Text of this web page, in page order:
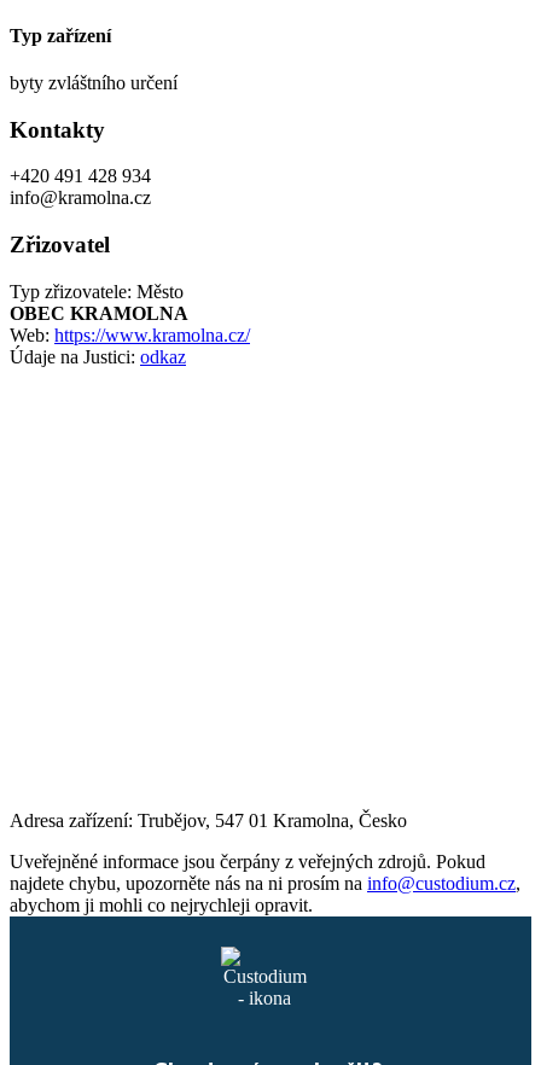
Typ zařízení
byty zvláštního určení
Kontakty
+420 491 428 934
info@kramolna.cz
Zřizovatel
Typ zřizovatele: Město
OBEC KRAMOLNA
Web: https://www.kramolna.cz/
Údaje na Justici: odkaz
Adresa zařízení: Trubějov, 547 01 Kramolna, Česko
Uveřejněné informace jsou čerpány z veřejných zdrojů. Pokud
najdete chybu, upozorněte nás na ni prosím na info@custodium.cz,
abychom ji mohli co nejrychleji opravit.